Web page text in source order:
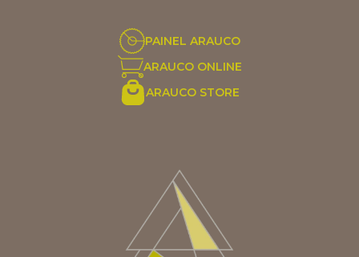
PAINEL ARAUCO
ARAUCO ONLINE
ARAUCO STORE